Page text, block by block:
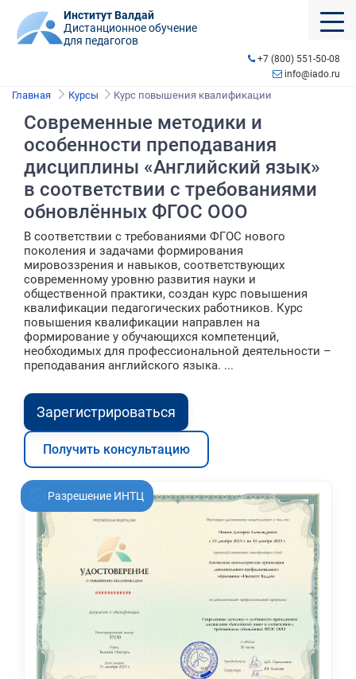
Институт Валдай
Дистанционное обучение
для педагогов
+7 (800) 551-50-08
info@iado.ru
Главная Курсы Курс повышения квалификации
Современные методики и
особенности преподавания
дисциплины «Английский язык»
в соответствии с требованиями
обновлённых ФГОС ООО
В соответствии с требованиями ФГОС нового
поколения и задачами формирования
мировоззрения и навыков, соответствующих
современному уровню развития науки и
общественной практики, создан курс повышения
квалификации педагогических работников. Курс
повышения квалификации направлен на
формирование у обучающихся компетенций,
необходимых для профессиональной деятельности –
преподавания английского языка. ...
Зарегистрироваться
Получить консультацию
Разрешение ИНТЦ